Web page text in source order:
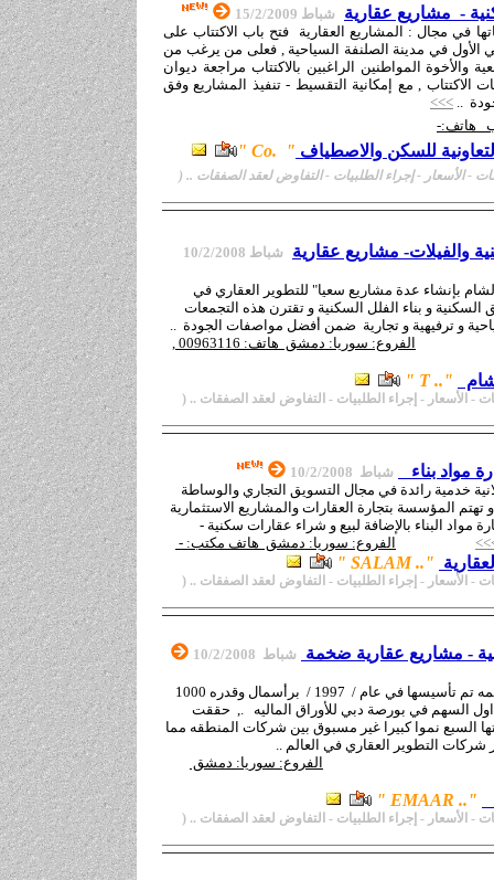
- مشاريع عقارية شباط 1 5/2/2009
في مجال : المشاريع العقارية
فتح باب الاكتتاب على
الأول في مدينة الصلنفة السياحية , فعلى من يرغب من
والأخوة المواطنين الراغبين بالاكتتاب مراجعة ديوان
الاكتتاب , مع إمكانية التقسيط - تنفيذ المشاريع وفق
..
>>>
هاتف:-
للسكن والاصطياف "
.Co
"
- الأسعار - إجراء الطلبيات - التفاوض لعقد الصفقات .. (
والفيلات- مشاريع عقارية شباط 10 /2/2008
بإنشاء عدة مشاريع سعيا" للتطوير العقاري في
و بناء الفلل السكنية و تقترن هذه التجمعات
و ترفيهية و تجارية ضمن أفضل مواصفات الجودة ..
".
.
T
"
- الأسعار - إجراء الطلبيات - التفاوض لعقد الصفقات .. (
مواد بناء شباط 10 /2/2008
خدمية رائدة في مجال التسويق التجاري والوساطة
و تهتم المؤسسة بتجارة العقارات والمشاريع الاستثمارية
مواد البناء بالإضافة لبيع و شراء عقارات سكنية -
الفروع: سوريا: دمشق هاتف مكتب: -
".
.
SALAM
"
- الأسعار - إجراء الطلبيات - التفاوض لعقد الصفقات .. (
- مشاريع عقارية ضخمة شباط 10 /2/2008
أعمار شركة مساهمه تم تأسيسها في عام / 1997 / برأسمال وقدره 1000
السهم في بورصة دبي للأوراق الماليه ., حققت
السبع نموا كبيرا غير مسبوق بين شركات المنطقه مما
شركات التطوير العقاري في العالم ..
الفروع: سوريا: دمشق
".
.
EMAAR
"
- الأسعار - إجراء الطلبيات - التفاوض لعقد الصفقات .. (